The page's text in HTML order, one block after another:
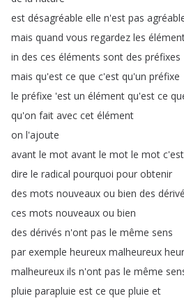
est désagréable elle n'est pas
mais quand vous regardez les
in des ces éléments sont des préfixes
mais qu'est ce que c'est qu'un préfixe
le préfixe 'est un élément qu'est ce
qu'on fait avec cet élément
on l'ajoute
avant le mot avant le mot le mot c'est
dire le radical pourquoi pour obtenir
des mots nouveaux ou bien des
ces mots nouveaux ou bien
des dérivés n'ont pas le même sens
par exemple heureux malheureux
malheureux ils n'ont pas le même
pluie parapluie est ce que pluie et